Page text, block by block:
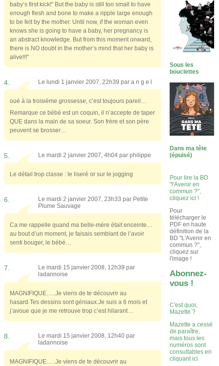
baby’s first kick!" But the baby is still too small to have
enough flesh and bone to make a ripple large enough
to be felt by the mother. Until now, if the woman even
knows she is going to have a baby, her pregnancy is
an abstract knowledge. But from this moment onward,
there is NO doubt in the mother’s mind that her baby is
alive!!!"
4. Le lundi 1 janvier 2007, 22h39 par a n g e l
oué à la troisième grossesse, c’est toujours pareil…
Remarque ce bébé est un coquin, il n’accepte de taper
QUE dans la main de sa soeur. Son frère et son père
peuvent se brosser…
5. Le mardi 2 janvier 2007, 4h04 par philippe
Le détail trop classe : le liseré or sur le jogging
6. Le mardi 2 janvier 2007, 23h33 par Petite
Plume Sauvage
Ca me rappelle quand ma belle-mère était enceinte…
au bout d’un moment, je faisais semblant de l’avoir
senti bouger, le bébé…
7.
Le mardi 15 janvier 2008, 12h39 par
ladannoise
MAGNIFIQUE…..Je viens de te découvrir au
hasard.Tes dessins sont géniaux.Je suis a 6 mois et
j’avoue que je me retrouve trop c’est hilarant…
8.
Le mardi 15 janvier 2008, 12h40 par
ladannoise
MAGNIFIQUE…..Je viens de te découvrir au
Sous les
bouclettes
Dans ma tête
(épuisé)
Pour lire la BD
"l'Avenir en
commun ?",
cliquez ici !
Pour
télécharger le
PDF en haute
définition de la
BD "L'Avenir en
commun ?",
cliquez sur
l'image !
Abonnez-
vous !
C'est quoi,
Mazette ?
Mazette a cessé
de paraître,
mais tous les
numéros sont
consultables en
cliquant ici